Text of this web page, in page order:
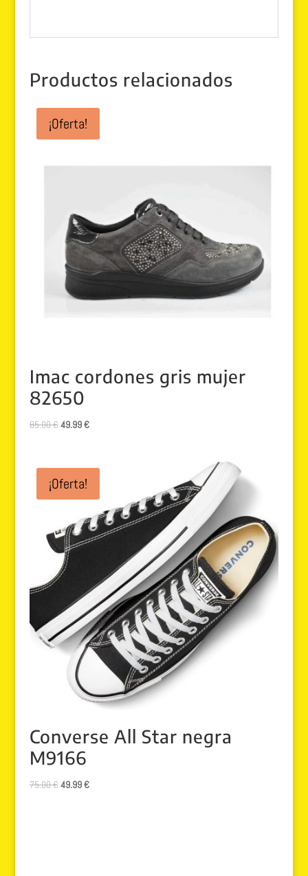
Productos relacionados
¡Oferta!
Imac cordones gris mujer
82650
85.00€El
era:
85.00 €.
49.99€El
es:
¡Oferta!
Converse All Star negra
M9166
75.00€El
49.99€El